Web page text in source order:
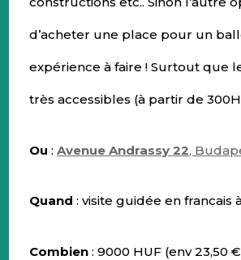
d’acheter une place pour un
expérience à faire ! Surtout que
très accessibles (à partir de
Ou:Avenue Andrassy 22,
Quand : visite guidée en francais
Combien : 9000 HUF (env 23,50